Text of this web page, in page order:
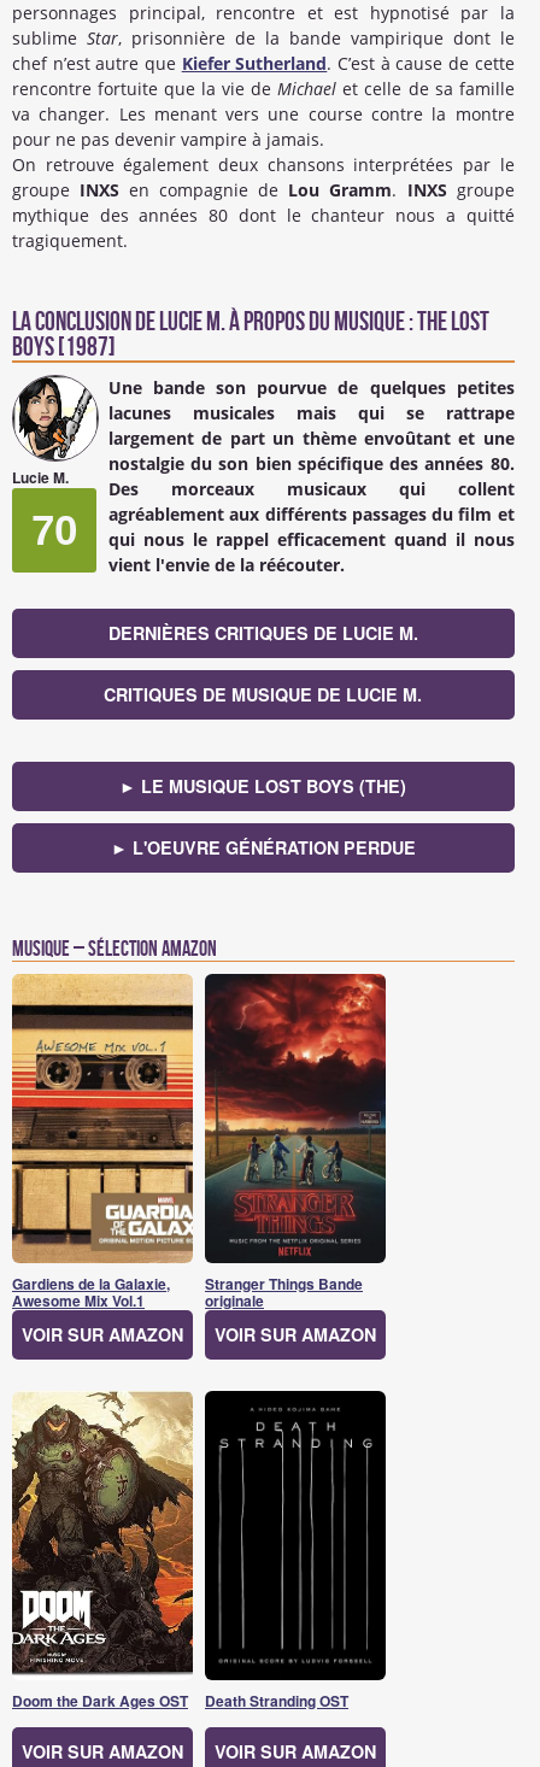
personnages principal, rencontre et est hypnotisé par la
sublime Star, prisonnière de la bande vampirique dont le
chef n’est autre que Kiefer Sutherland. C’est à cause de cette
rencontre fortuite que la vie deMichael et celle de sa famille
va changer. Les menant vers une course contre la montre
pour ne pas devenir vampire à jamais.
On retrouve également deux chansons interprétées par le
groupe INXS en compagnie de Lou Gramm. INXS groupe
mythique des années 80 dont le chanteur nous a quitté
tragiquement.
La conclusion de Lucie M.à propos du Musique : The Lost
Boys [1987]
Lucie M.
70
Une bande son pourvue de quelques petites
lacunes musicales mais qui se rattrape
largement de part un thème envoûtant et une
nostalgie du son bien spécifique des années 80.
Des morceaux musicaux qui collent
agréablement aux différents passages du film et
qui nous le rappel efficacement quand il nous
vient l'envie de la réécouter.
DERNIÈRES CRITIQUES DE LUCIE M.
CRITIQUES DE MUSIQUE DE LUCIE M.
► LE MUSIQUE LOST BOYS (THE)
► L'OEUVRE GÉNÉRATION PERDUE
Musique – Sélection Amazon
Gardiens de la Galaxie,
Awesome Mix Vol.1
VOIR SUR AMAZON
Stranger Things Bande
originale
VOIR SUR AMAZON
Doom the Dark Ages OST
VOIR SUR AMAZON
Death Stranding OST
VOIR SUR AMAZON